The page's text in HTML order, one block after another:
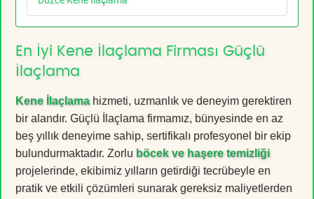
En İyi Kene İlaçlama Firması Güçlü
İlaçlama
Kene İlaçlamahizmeti, uzmanlık ve deneyim gerektiren
bir alandır. Güçlü İlaçlama firmamız, bünyesinde en az
beş yıllık deneyime sahip, sertifikalı profesyonel bir ekip
bulundurmaktadır. Zorlu böcek ve haşere temizliği
projelerinde, ekibimiz yılların getirdiği tecrübeyle en
pratik ve etkili çözümleri sunarak gereksiz maliyetlerden